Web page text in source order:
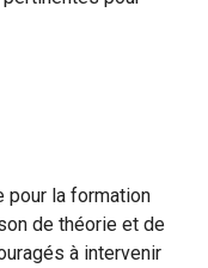
pour la formation
de théorie et de
à intervenir